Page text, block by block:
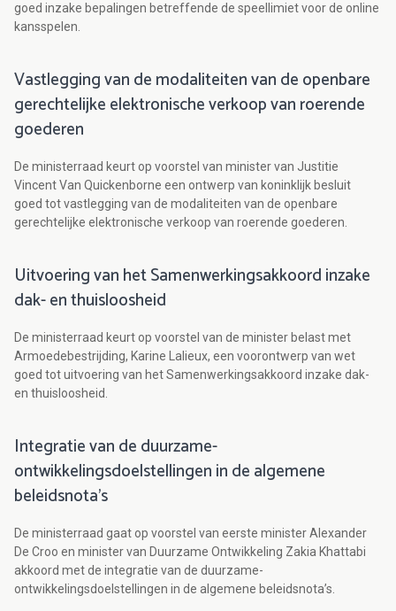
goed inzake bepalingen betreffende de speellimiet voor de online
kansspelen.
Vastlegging van de modaliteiten van de openbare
gerechtelijke elektronische verkoop van roerende
goederen
De ministerraad keurt op voorstel van minister van Justitie
Vincent Van Quickenborne een ontwerp van koninklijk besluit
goed tot vastlegging van de modaliteiten van de openbare
gerechtelijke elektronische verkoop van roerende goederen.
Uitvoering van het Samenwerkingsakkoord inzake
dak- en thuisloosheid
De ministerraad keurt op voorstel van de minister belast met
Armoedebestrijding, Karine Lalieux, een voorontwerp van wet
goed tot uitvoering van het Samenwerkingsakkoord inzake dak-
en thuisloosheid.
Integratie van de duurzame-
ontwikkelingsdoelstellingen in de algemene
beleidsnota’s
De ministerraad gaat op voorstel van eerste minister Alexander
De Croo en minister van Duurzame Ontwikkeling Zakia Khattabi
akkoord met de integratie van de duurzame-
ontwikkelingsdoelstellingen in de algemene beleidsnota’s.